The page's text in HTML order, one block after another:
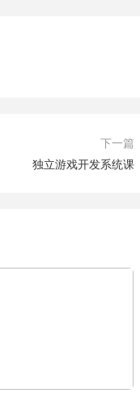
下一篇
独立游戏开发系统课